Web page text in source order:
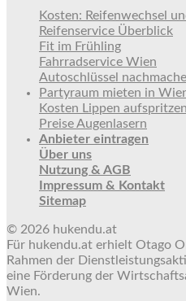
Kosten: Reifenwechsel
Reifenservice Überblick
Fit im Frühling
Fahrradservice Wien
Autoschlüssel
Partyraum mieten in
Kosten Lippen aufspritzen
Preise Augenlasern
Anbieter eintragen
Über uns
Nutzung & AGB
Impressum & Kontakt
Sitemap
© 2026 hukendu.at
Für hukendu.at erhielt Otago
Rahmen der
eine Förderung der
Wien.